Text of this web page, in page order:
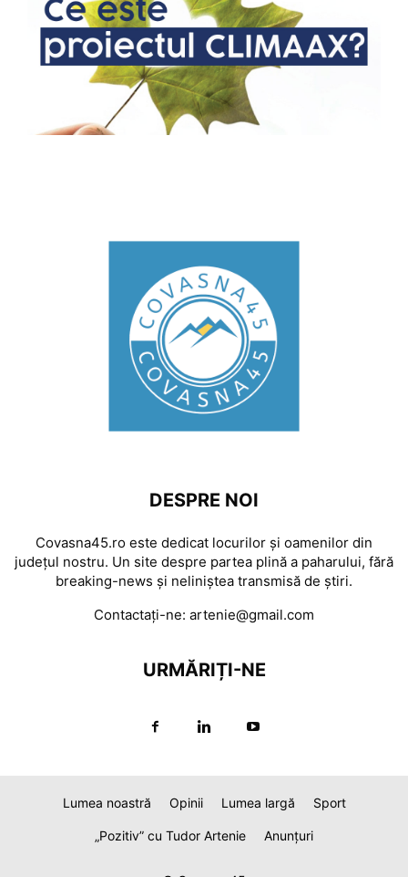
DESPRE NOI
Covasna45.ro este dedicat locurilor și oamenilor din
județul nostru. Un site despre partea plină a paharului, fără
breaking-news și neliniștea transmisă de știri.
Contactați-ne: artenie@gmail.com
URMĂRIȚI-NE
Lumea noastră Opinii Lumea largă Sport
„Pozitiv” cu Tudor Artenie Anunțuri